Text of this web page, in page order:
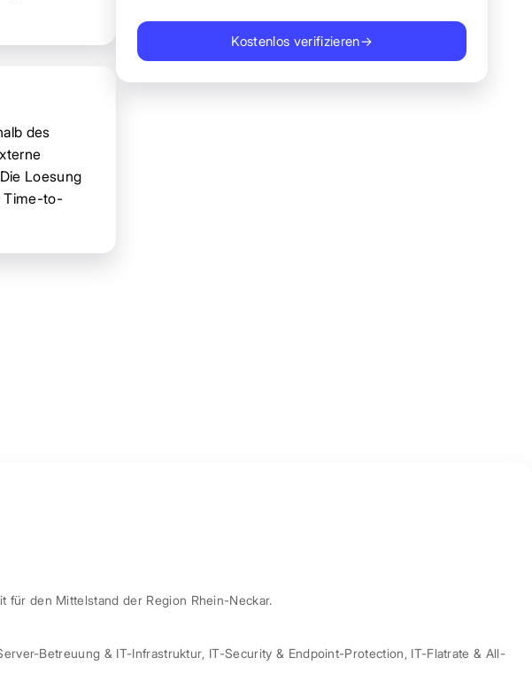
des
Loesung
Time-to-
Kostenlos verifizieren→
für den Mittelstand der Region Rhein-Neckar.
Betreuung & IT-Infrastruktur, IT-Security & Endpoint-Protection, IT-Flatrate & All-